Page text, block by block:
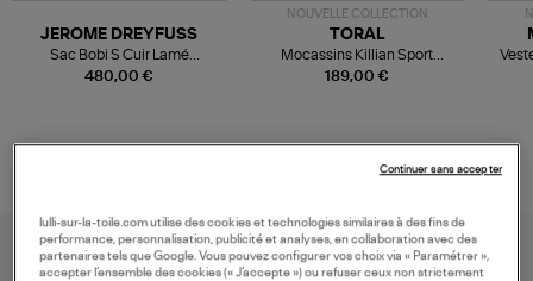
480,00 €
JEROME DREYFUSS
Sac Bobi S Cuir Lamé
Champagne
NOUVELLE COLLECTION
189,00 €
TORAL
Mocassins Killian Sport
Mousse
lulli-sur-la-toile.com utilise des cookies et technologies similaires à des fins de
performance, personnalisation, publicité et analyses, en collaboration avec des
partenaires tels que Google. Vous pouvez configurer vos choix via « Paramétrer »,
accepter l’ensemble des cookies (« J’accepte ») ou refuser ceux non strictement
Continuer sans accepter